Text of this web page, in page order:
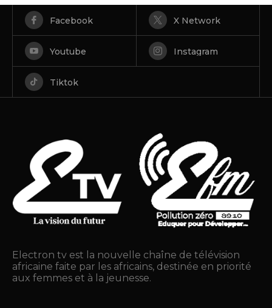
Facebook X Network
Youtube Instagram
Tiktok
Electron tv est la nouvelle chaîne de télévision
africaine faite par les africains, destinée en priorité
aux femmes et à la jeunesse.